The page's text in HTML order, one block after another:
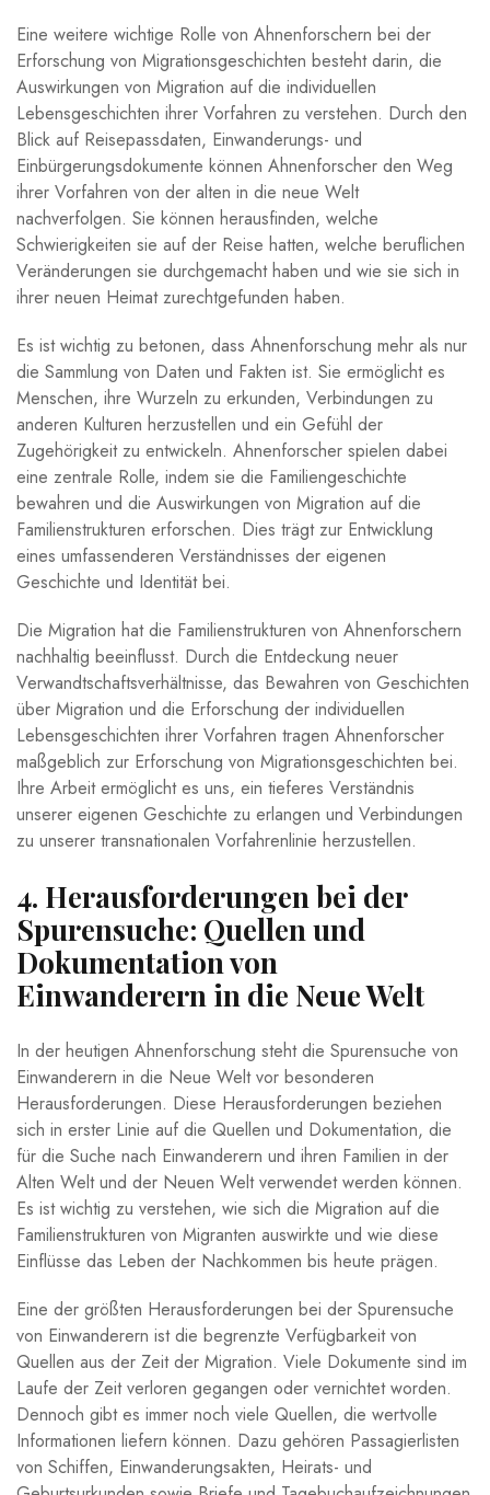
Eine weitere wichtige Rolle von Ahnenforschern⁢ bei ​der
Erforschung von Migrationsgeschichten besteht darin, die‌
Auswirkungen von Migration auf die individuellen⁤
Lebensgeschichten ihrer Vorfahren zu verstehen. ‍Durch den
Blick⁣ auf Reisepassdaten, Einwanderungs-‍ und‍
Einbürgerungsdokumente können Ahnenforscher den Weg
ihrer Vorfahren von der‍ alten ‌in die neue Welt
nachverfolgen.‍ Sie können herausfinden,⁢ welche
Schwierigkeiten ⁢sie auf der Reise hatten, welche ‌beruflichen
Veränderungen⁤ sie durchgemacht​ haben und wie sie sich in
ihrer neuen Heimat zurechtgefunden haben.
Es ist wichtig zu betonen, dass Ahnenforschung mehr⁤ als nur
die Sammlung ‌von Daten und⁣ Fakten‌ ist.⁣ Sie ermöglicht es
Menschen, ‍ihre Wurzeln zu erkunden,‌ Verbindungen zu
anderen‌ Kulturen herzustellen und ein Gefühl der⁣
Zugehörigkeit zu entwickeln.⁤ Ahnenforscher spielen dabei
eine ⁣zentrale Rolle, indem sie die Familiengeschichte
bewahren und die ‌Auswirkungen‍ von Migration auf die
Familienstrukturen⁤ erforschen. ‍Dies trägt‌ zur ‍Entwicklung
eines umfassenderen ⁣Verständnisses der eigenen
Geschichte und Identität bei.
Die Migration hat die Familienstrukturen ​von Ahnenforschern
nachhaltig ​beeinflusst. Durch‌ die Entdeckung neuer
Verwandtschaftsverhältnisse, das ⁤Bewahren ‍von Geschichten
über Migration⁢ und ⁢die Erforschung der ⁢individuellen
Lebensgeschichten ihrer Vorfahren⁢ tragen Ahnenforscher
⁤maßgeblich‍ zur Erforschung von Migrationsgeschichten bei.
Ihre Arbeit ermöglicht es ⁤uns, ein ‍tieferes Verständnis
unserer eigenen Geschichte⁢ zu erlangen und Verbindungen
zu unserer transnationalen Vorfahrenlinie herzustellen.
4. ⁣Herausforderungen⁢ bei⁣ der
Spurensuche: Quellen ⁢und
Dokumentation ‌von
Einwanderern in die Neue Welt
In der heutigen Ahnenforschung steht ‍die Spurensuche ⁣von
Einwanderern in die Neue Welt vor besonderen
Herausforderungen. Diese Herausforderungen beziehen ​
sich in erster ‍Linie auf die Quellen ‌und Dokumentation, ⁢die
für die Suche nach Einwanderern und ihren Familien ‍in der⁣
Alten Welt und‍ der ⁤Neuen Welt ⁢verwendet werden können.
Es ist wichtig zu verstehen, ‌wie sich die Migration auf die
Familienstrukturen von​ Migranten auswirkte und wie diese
Einflüsse das Leben⁣ der⁢ Nachkommen ⁤bis heute prägen.
Eine der⁢ größten Herausforderungen bei der Spurensuche
von Einwanderern ist‍ die begrenzte Verfügbarkeit von
‌Quellen aus der Zeit der⁣ Migration. Viele Dokumente sind im
Laufe der⁣ Zeit⁤ verloren ⁤gegangen oder vernichtet worden.
Dennoch gibt es immer noch viele Quellen,⁣ die wertvolle
Informationen liefern können. Dazu ⁣gehören Passagierlisten
‍von Schiffen, Einwanderungsakten, Heirats- und